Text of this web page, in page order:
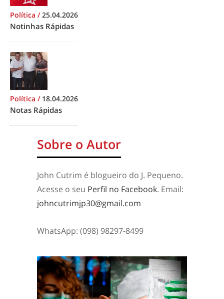
Política /25.04.2026
Notinhas Rápidas
Política / 18.04.2026
Notas Rápidas
Sobre o Autor
John Cutrim é blogueiro do J. Pequeno.
Acesse o seu Perfil no Facebook. Email:
johncutrimjp30@gmail.com
WhatsApp: (098) 98297-8499